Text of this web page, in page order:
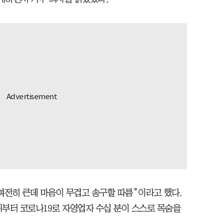
히 큰데 마음이 무겁고 송구할 따름”이라고 했다.
터 코로나19로 자영업자 수십 분이 스스로 목숨을